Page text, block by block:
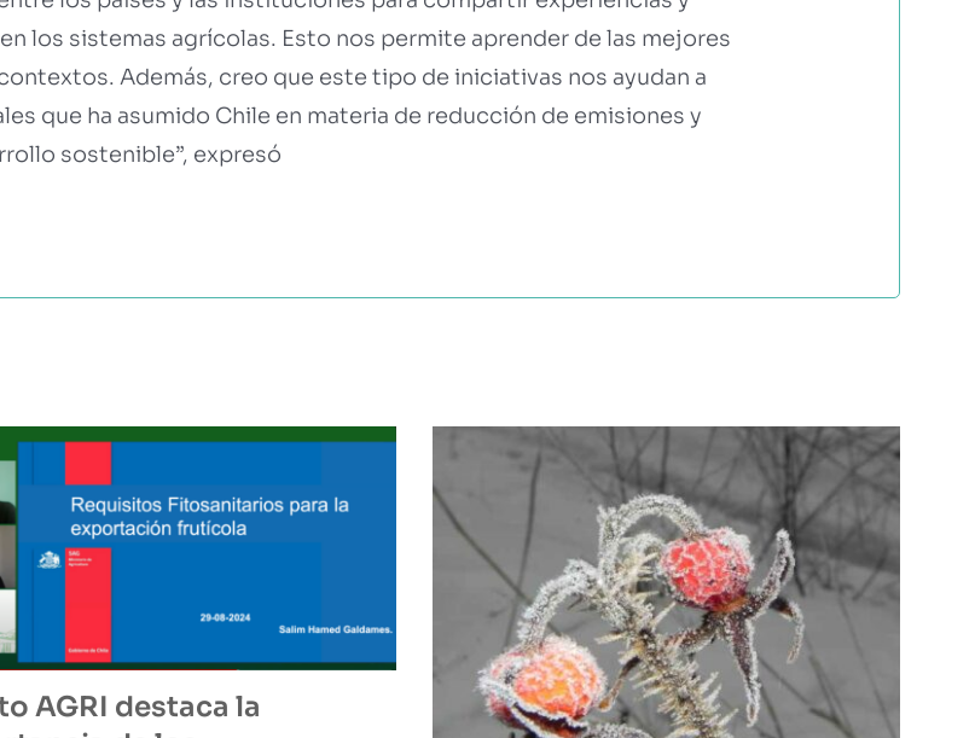
los sistemas agrícolas. Esto nos permite aprender de las mejores
Además, creo que este tipo de iniciativas nos ayudan a
que ha asumido Chile en materia de reducción de emisiones y
sostenible”, expresó
AGRI destaca la